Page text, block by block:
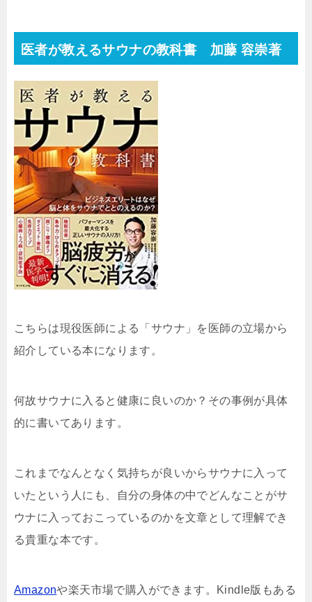
医者が教えるサウナの教科書 加藤 容崇著
こちらは現役医師による「サウナ」を医師の立場から
紹介している本になります。
何故サウナに入ると健康に良いのか？その事例が具体
的に書いてあります。
これまでなんとなく気持ちが良いからサウナに入って
いたという人にも、自分の身体の中でどんなことがサ
ウナに入っておこっているのかを文章として理解でき
る貴重な本です。
Amazonや楽天市場で購入ができます。Kindle版もある